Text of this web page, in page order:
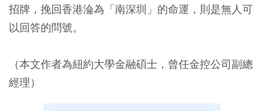
招牌，挽回香港淪為「南深圳」的命運，則是無人可
以回答的問號。
（本文作者為紐約大學金融碩士，曾任金控公司副總
經理）